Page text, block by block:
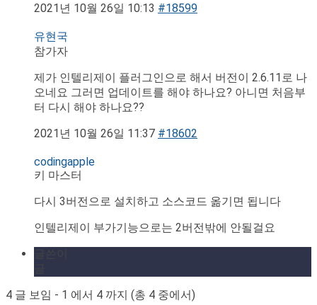
2021년 10월 26일 10:13 #18599
유현국
참가자
제가 인텔리제이 플러그인으로 해서 버전이 2.6.11로 나
오네요 그러면 업데이트를 해야 하나요? 아니면 처음부
터 다시 해야 하나요??
2021년 10월 26일 11:37 #18602
codingapple
키 마스터
다시 3버전으로 설치하고 소스코드 옮기면 됩니다
인텔리제이 부가기능으로는 2버전밖에 안될걸요
4 글 보임 - 1 에서 4 까지 (총 4 중에서)